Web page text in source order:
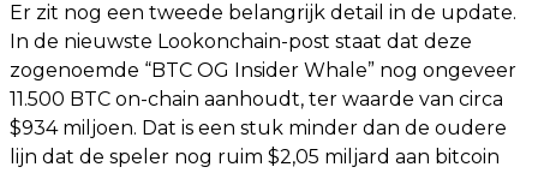
Er zit nog een tweede belangrijk detail in de update.
In de nieuwste Lookonchain-post staat dat deze
zogenoemde “BTC OG Insider Whale” nog ongeveer
11.500 BTC on-chain aanhoudt, ter waarde van circa
$934 miljoen. Dat is een stuk minder dan de oudere
lijn dat de speler nog ruim $2,05 miljard aan bitcoin